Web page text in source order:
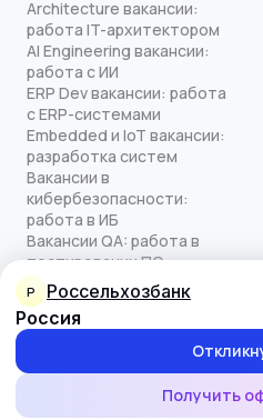
Р Россельхозбанк
Россия
Получить
Architecture вакансии:
работа IT-архитектором
AI Engineering вакансии:
работа с ИИ
ERP Dev вакансии: работа
с ERP-системами
Embedded и IoT вакансии:
разработка систем
Вакансии в
кибербезопасности:
работа в ИБ
Вакансии QA: работа в
тестировании ПО
© quick-offer.ru
Политика
Обработка